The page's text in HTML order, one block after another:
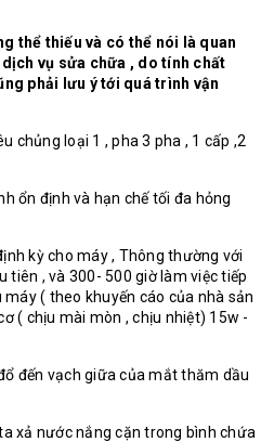
thể thiếu và có thể nói là quan
vụ sửa chữa , do tính chất
phải lưu ý tới quá trình vận
chủng loại 1 , pha 3 pha , 1 cấp ,2
ổn định và hạn chế tối đa hỏng
kỳ cho máy , Thông thường với
tiên , và 300- 500 giờ làm việc tiếp
( theo khuyến cáo của nhà sản
( chịu mài mòn , chịu nhiệt) 15w -
đến vạch giữa của mắt thăm dầu
xả nước nắng cặn trong bình chứa